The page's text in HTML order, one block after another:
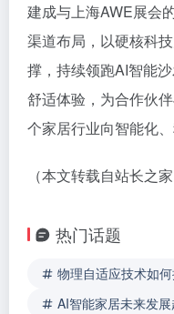
建成与上海AWE展会
渠道布局，以硬核科
撑，持续领跑AI智能
舒适体验，为合作伙
个家居行业向智能化、
（本文转载自站长之家
热门话题
物理自适应技术如
AI智能家居未来发